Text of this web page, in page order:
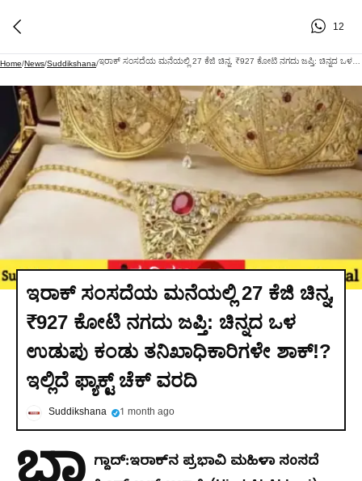
12
Home/News/Suddikshana/
ಇರಾಕ್ ಸಂಸದೆಯ ಮನೆಯಲ್ಲಿ 27 ಕೆಜಿ ಚಿನ್ನ,
₹927 ಕೋಟಿ ನಗದು ಜಪ್ತಿ: ಚಿನ್ನದ ಒಳ
ಉಡುಪು ಕಂಡು ತನಿಖಾಧಿಕಾರಿಗಳೇ ಶಾಕ್!?
ಇಲ್ಲಿದೆ ಫ್ಯಾಕ್ಟ್ ಚೆಕ್ ವರದಿ
Suddikshana 1 month ago
ಗ್ದಾದ್:ಇರಾಕ್‌ನ ಪ್ರಭಾವಿ ಮಹಿಳಾ ಸಂಸದೆ